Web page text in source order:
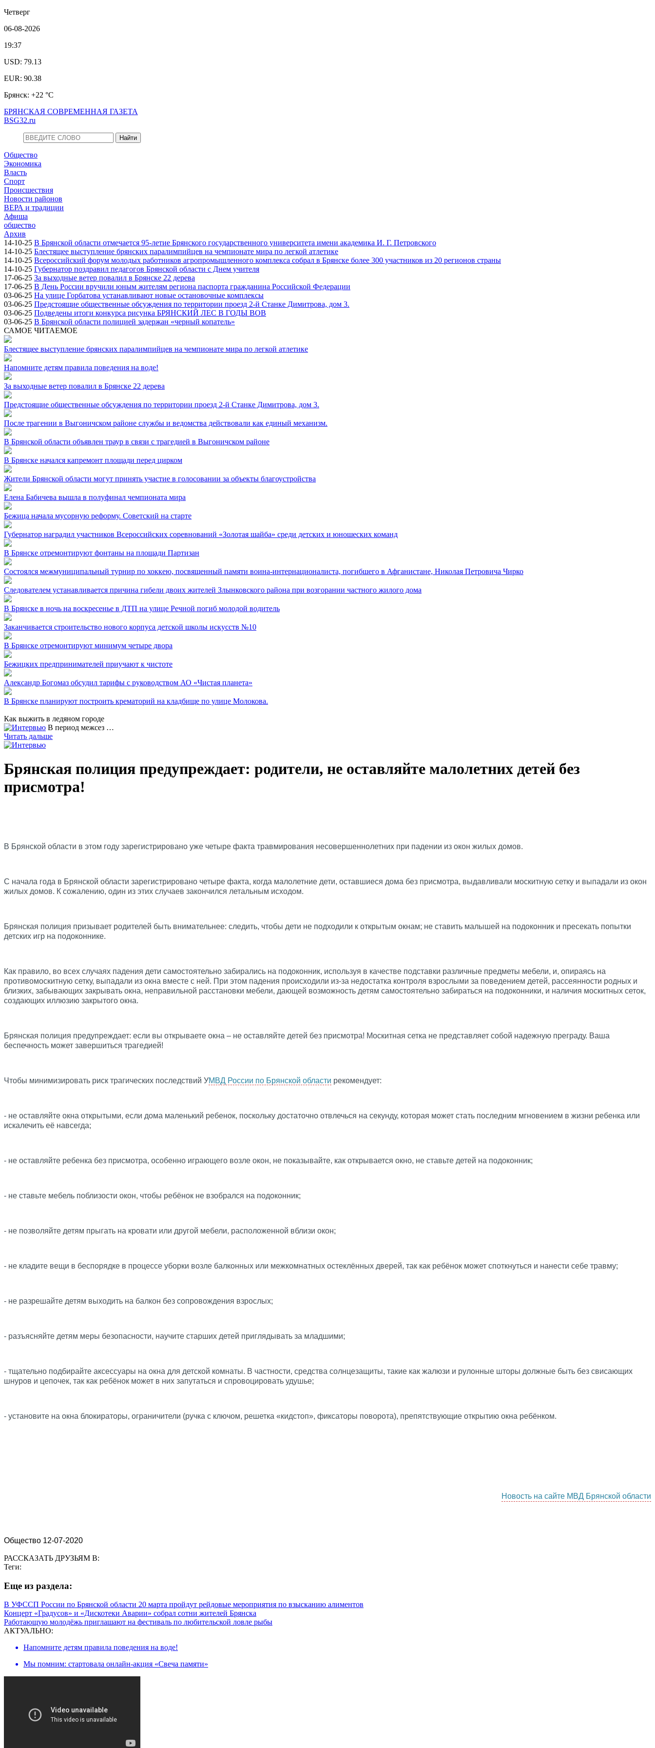
Четверг
06-08-2026
19:37
USD: 79.13
EUR: 90.38
Брянск: +22 °С
БРЯНСКАЯ СОВРЕМЕННАЯ ГАЗЕТА
BSG32.ru
Общество
Экономика
Власть
Спорт
Происшествия
Новости районов
ВЕРА и традиции
Афиша
общество
Архив
14-10-25 В Брянской области отмечается 95-летие Брянского государственного университета имени академика И. Г. Петровского
14-10-25 Блестящее выступление брянских паралимпийцев на чемпионате мира по легкой атлетике
14-10-25 Всероссийский форум молодых работников агропромышленного комплекса собрал в Брянске более 300 участников из 20 регионов страны
14-10-25 Губернатор поздравил педагогов Брянской области с Днем учителя
17-06-25 За выходные ветер повалил в Брянске 22 дерева
17-06-25 В День России вручили юным жителям региона паспорта гражданина Российской Федерации
03-06-25 На улице Горбатова устанавливают новые остановочные комплексы
03-06-25 Предстоящие общественные обсуждения по территории проезд 2-й Станке Димитрова, дом 3.
03-06-25 Подведены итоги конкурса рисунка БРЯНСКИЙ ЛЕС В ГОДЫ ВОВ
03-06-25 В Брянской области полицией задержан «черный копатель»
САМОЕ ЧИТАЕМОЕ
Блестящее выступление брянских паралимпийцев на чемпионате мира по легкой атлетике
Напомните детям правила поведения на воде!
За выходные ветер повалил в Брянске 22 дерева
Предстоящие общественные обсуждения по территории проезд 2-й Станке Димитрова, дом 3.
После трагении в Выгоничском районе службы и ведомства действовали как единый механизм.
В Брянской области объявлен траур в связи с трагедией в Выгоничском районе
В Брянске начался капремонт площади перед цирком
Жители Брянской области могут принять участие в голосовании за объекты благоустройства
Елена Бабичева вышла в полуфинал чемпионата мира
Бежица начала мусорную реформу. Советский на старте
Губернатор наградил участников Всероссийских соревнований «Золотая шайба» среди детских и юношеских команд
В Брянске отремонтируют фонтаны на площади Партизан
Состоялся межмуниципальный турнир по хоккею, посвященный памяти воина-интернационалиста, погибшего в Афганистане, Николая Петровича Чирко
Следователем устанавливается причина гибели двоих жителей Злынковского района при возгорании частного жилого дома
В Брянске в ночь на воскресенье в ДТП на улице Речной погиб молодой водитель
Заканчивается строительство нового корпуса детской школы искусств №10
В Брянске отремонтируют минимум четыре двора
Бежицких предпринимателей приучают к чистоте
Александр Богомаз обсудил тарифы с руководством АО «Чистая планета»
В Брянске планируют построить крематорий на кладбище по улице Молокова.
Как выжить в ледяном городе
В период межсез …
Читать дальше
Брянская полиция предупреждает: родители, не оставляйте малолетних детей без
присмотра!
В Брянской области в этом году зарегистрировано уже четыре факта травмирования несовершеннолетних при падении из окон жилых домов.
С начала года в Брянской области зарегистрировано четыре факта, когда малолетние дети, оставшиеся дома без присмотра, выдавливали москитную сетку и выпадали из окон
жилых домов. К сожалению, один из этих случаев закончился летальным исходом.
Брянская полиция призывает родителей быть внимательнее: следить, чтобы дети не подходили к открытым окнам; не ставить малышей на подоконник и пресекать попытки
детских игр на подоконнике.
Как правило, во всех случаях падения дети самостоятельно забирались на подоконник, используя в качестве подставки различные предметы мебели, и, опираясь на
противомоскитную сетку, выпадали из окна вместе с ней. При этом падения происходили из-за недостатка контроля взрослыми за поведением детей, рассеянности родных и
близких, забывающих закрывать окна, неправильной расстановки мебели, дающей возможность детям самостоятельно забираться на подоконники, и наличия москитных сеток,
создающих иллюзию закрытого окна.
Брянская полиция предупреждает: если вы открываете окна – не оставляйте детей без присмотра! Москитная сетка не представляет собой надежную преграду. Ваша
беспечность может завершиться трагедией!
Чтобы минимизировать риск трагических последствий УМВД России по Брянской области рекомендует:
- не оставляйте окна открытыми, если дома маленький ребенок, поскольку достаточно отвлечься на секунду, которая может стать последним мгновением в жизни ребенка или
искалечить её навсегда;
- не оставляйте ребенка без присмотра, особенно играющего возле окон, не показывайте, как открывается окно, не ставьте детей на подоконник;
- не ставьте мебель поблизости окон, чтобы ребёнок не взобрался на подоконник;
- не позволяйте детям прыгать на кровати или другой мебели, расположенной вблизи окон;
- не кладите вещи в беспорядке в процессе уборки возле балконных или межкомнатных остеклённых дверей, так как ребёнок может споткнуться и нанести себе травму;
- не разрешайте детям выходить на балкон без сопровождения взрослых;
- разъясняйте детям меры безопасности, научите старших детей приглядывать за младшими;
- тщательно подбирайте аксессуары на окна для детской комнаты. В частности, средства солнцезащиты, такие как жалюзи и рулонные шторы должные быть без свисающих
шнуров и цепочек, так как ребёнок может в них запутаться и спровоцировать удушье;
- установите на окна блокираторы, ограничители (ручка с ключом, решетка «кидстоп», фиксаторы поворота), препятствующие открытию окна ребёнком.
Новость на сайте МВД Брянской области
Общество 12-07-2020
РАССКАЗАТЬ ДРУЗЬЯМ В:
Теги:
Eще из раздела:
В УФССП России по Брянской области 20 марта пройдут рейдовые мероприятия по взысканию алиментов
Концерт «Градусов» и «Дискотеки Аварии» собрал сотни жителей Брянска
Работающую молодёжь приглашают на фестиваль по любительской ловле рыбы
АКТУАЛЬНО:
Напомните детям правила поведения на воде!
Мы помним: стартовала онлайн-акция «Свеча памяти»